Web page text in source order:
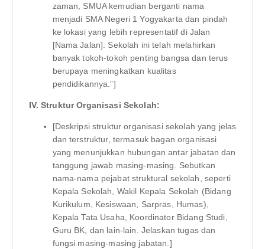
zaman, SMUA kemudian berganti nama
menjadi SMA Negeri 1 Yogyakarta dan pindah
ke lokasi yang lebih representatif di Jalan
[Nama Jalan]. Sekolah ini telah melahirkan
banyak tokoh-tokoh penting bangsa dan terus
berupaya meningkatkan kualitas
pendidikannya.”]
IV. Struktur Organisasi Sekolah:
[Deskripsi struktur organisasi sekolah yang jelas
dan terstruktur, termasuk bagan organisasi
yang menunjukkan hubungan antar jabatan dan
tanggung jawab masing-masing. Sebutkan
nama-nama pejabat struktural sekolah, seperti
Kepala Sekolah, Wakil Kepala Sekolah (Bidang
Kurikulum, Kesiswaan, Sarpras, Humas),
Kepala Tata Usaha, Koordinator Bidang Studi,
Guru BK, dan lain-lain. Jelaskan tugas dan
fungsi masing-masing jabatan.]